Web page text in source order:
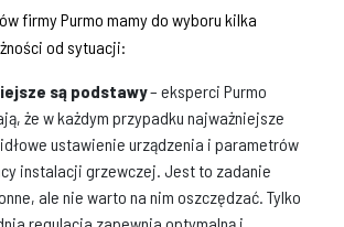
firmy Purmo mamy do wyboru kilka
od sytuacji:
są podstawy– eksperci Purmo
że w każdym przypadku najważniejsze
ustawienie urządzenia i parametrów
instalacji grzewczej. Jest to zadanie
ale nie warto na nim oszczędzać. Tylko